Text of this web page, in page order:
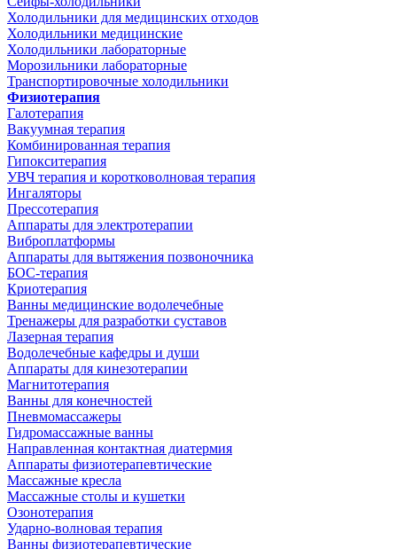
Холодильники для медицинских отходов
Холодильники медицинские
Холодильники лабораторные
Морозильники лабораторные
Транспортировочные холодильники
Физиотерапия
Галотерапия
Вакуумная терапия
Комбинированная терапия
Гипокситерапия
УВЧ терапия и коротковолновая терапия
Ингаляторы
Прессотерапия
Аппараты для электротерапии
Виброплатформы
Аппараты для вытяжения позвоночника
БОС-терапия
Криотерапия
Ванны медицинские водолечебные
Тренажеры для разработки суставов
Лазерная терапия
Водолечебные кафедры и души
Аппараты для кинезотерапии
Магнитотерапия
Ванны для конечностей
Пневмомассажеры
Гидромассажные ванны
Направленная контактная диатермия
Аппараты физиотерапевтические
Массажные кресла
Массажные столы и кушетки
Озонотерапия
Ударно-волновая терапия
Ванны физиотерапевтические